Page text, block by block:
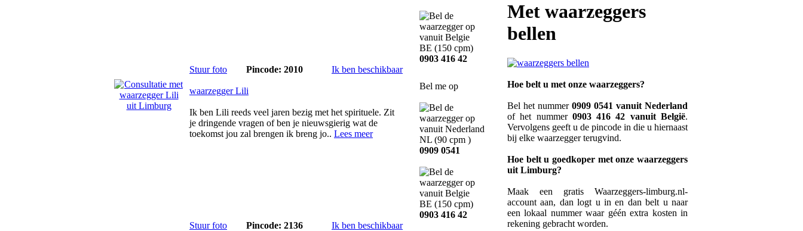
BE (150 cpm)
0903 416 42
Stuur foto
Pincode: 2010 Ik ben beschikbaar
waarzegger Lili
Ik ben Lili reeds veel jaren bezig met het spirituele. Zit
je dringende vragen of ben je nieuwsgierig wat de
toekomst jou zal brengen ik breng jo.. Lees meer
Bel me op
NL (90 cpm )
0909 0541
BE (150 cpm)
0903 416 42
Stuur foto
Pincode: 2136 Ik ben beschikbaar
Met waarzeggers
bellen
Hoe belt u met onze waarzeggers?
Bel het nummer 0909 0541 vanuit Nederland
of het nummer 0903 416 42 vanuit België.
Vervolgens geeft u de pincode in die u hiernaast
bij elke waarzegger terugvind.
Hoe belt u goedkoper met onze waarzeggers
uit Limburg?
Maak een gratis Waarzeggers-limburg.nl-
account aan, dan logt u in en dan belt u naar
een lokaal nummer waar géén extra kosten in
rekening gebracht worden.